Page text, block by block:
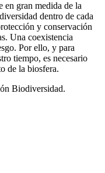
en gran medida de la
dentro de cada
y conservación
Una coexistencia
Por ello, y para
tiempo, es necesario
de la biosfera.
Biodiversidad.